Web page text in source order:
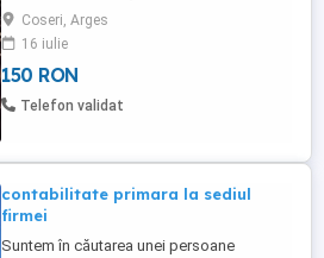
Coseri, Arges
16 iulie
150 RON
Telefon validat
contabilitate primara la sediul
firmei
Suntem în căutarea unei persoane